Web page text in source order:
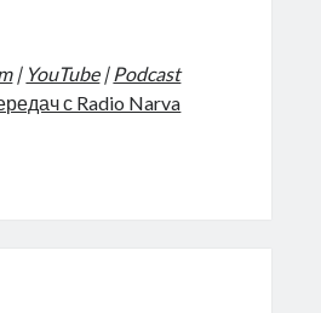
| YouTube| Podcast
с Radio Narva